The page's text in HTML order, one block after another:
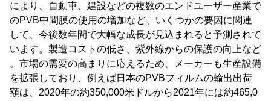
により、自動車、建設などの複数のエンドユーザー産業で
のPVB中間膜の使用の増加など、いくつかの要因に関連
して、今後数年間で大幅な成長が見込まれると予測されて
います。製造コストの低さ、紫外線からの保護の向上など
。市場の需要の高まりに応えるため、メーカーも生産設備
を拡張しており、例えば日本のPVBフィルムの輸出出荷
額は、2020年の約350,000米ドルから2021年には約465,0